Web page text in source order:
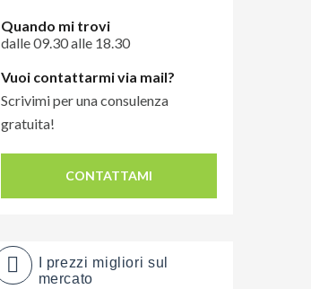
Quando mi trovi
dalle 09.30 alle 18.30
Vuoi contattarmi via mail?
Scrivimi per una consulenza
gratuita!
CONTATTAMI
I prezzi migliori sul
mercato